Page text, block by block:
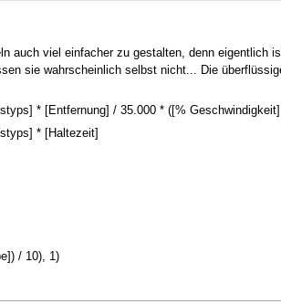
auch viel einfacher zu gestalten, denn
sie wahrscheinlich selbst nicht... Die
* [Entfernung] / 35.000 * ([%
* [Haltezeit]
/ 10), 1)